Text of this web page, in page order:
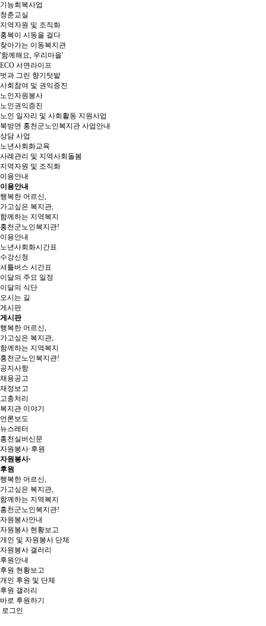
기능회복사업
청춘교실
지역자원 및 조직화
홍복이 시동을 걸다
찾아가는 이동복지관
'함께해요, 우리마을'
ECO 서면라이프
벗과 그린 향기텃밭
사회참여 및 권익증진
노인자원봉사
노인권익증진
노인 일자리 및 사회활동 지원사업
북방면 홍천군노인복지관 사업안내
상담 사업
노년사회화교육
사례관리 및 지역사회돌봄
지역자원 및 조직화
이용안내
이용안내
행복한 어르신,
가고싶은 복지관,
함께하는 지역복지
홍천군노인복지관!
이용안내
노년사회화시간표
수강신청
셔틀버스 시간표
이달의 주요 일정
이달의 식단
오시는 길
게시판
게시판
행복한 어르신,
가고싶은 복지관,
함께하는 지역복지
홍천군노인복지관!
공지사항
채용공고
재정보고
고충처리
복지관 이야기
언론보도
뉴스레터
홍천실버신문
자원봉사·후원
자원봉사·
후원
행복한 어르신,
가고싶은 복지관,
함께하는 지역복지
홍천군노인복지관!
자원봉사안내
자원봉사 현황보고
개인 및 자원봉사 단체
자원봉사 갤러리
후원안내
후원 현황보고
개인 후원 및 단체
후원 갤러리
바로 후원하기
로그인